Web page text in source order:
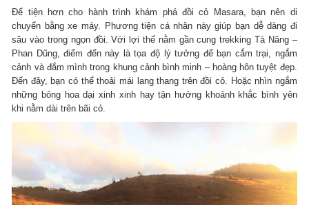
Để tiện hơn cho hành trình khám phá đồi cỏ Masara, bạn nên di
chuyển bằng xe máy. Phương tiện cá nhân này giúp bạn dễ dàng đi
sâu vào trong ngọn đồi. Với lợi thế nằm gần cung trekking Tà Năng –
Phan Dũng, điểm đến này là tọa độ lý tưởng để bạn cắm trại, ngắm
cảnh và đắm mình trong khung cảnh bình minh – hoàng hôn tuyệt đẹp.
Đến đây, bạn có thể thoải mái lang thang trên đồi cỏ. Hoặc nhìn ngắm
những bông hoa dại xinh xinh hay tận hưởng khoảnh khắc bình yên
khi nằm dài trên bãi cỏ.